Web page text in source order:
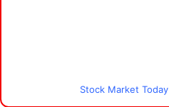
Stock Market Today